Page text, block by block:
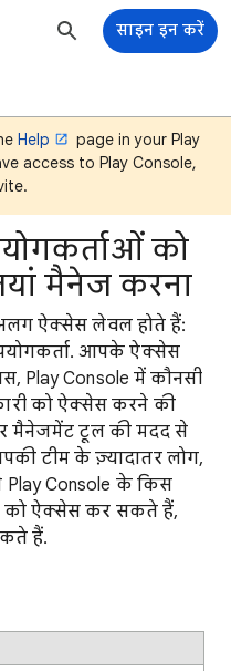
साइन इन करें
Help
page in your Play
access to Play Console,
को
मैनेज करना
ऐक्सेस लेवल होते हैं:
आपके ऐक्सेस
Play Console में कौनसी
को ऐक्सेस करने की
मैनेजमेंट टूल की मदद से
टीम के ज़्यादातर लोग,
Console के किस
को ऐक्सेस कर सकते हैं,
हैं.